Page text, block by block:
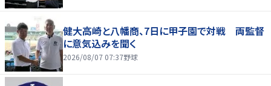
健大高崎と八幡商、7日に甲子園で対戦 両監督
に意気込みを聞く
2026/08/07 07:37野球